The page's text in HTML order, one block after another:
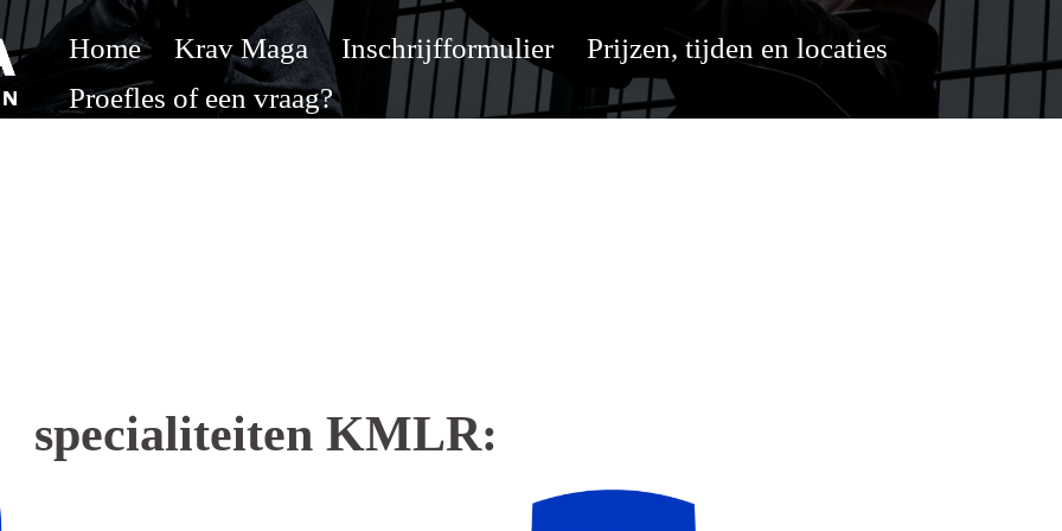
Home Krav Maga Inschrijfformulier
Prijzen, tijden en locaties
Proefles of een vraag?
specialiteiten KMLR: